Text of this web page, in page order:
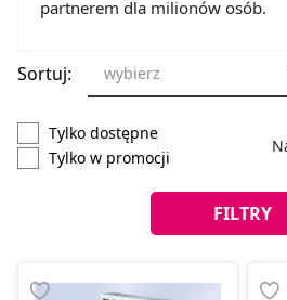
partnerem dla milionów osób.
Sortuj: wybierz
Tylko dostępne
Tylko w promocji
FILTRY